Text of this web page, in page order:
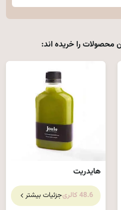
محصولات را خریده اند:
هایدریت
48.6 کالری جزئیات بیشتر